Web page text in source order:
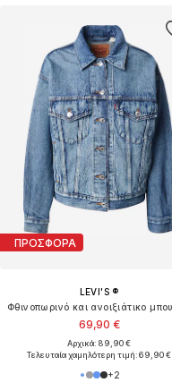
ΠΡΟΣΦΟΡΑ
LEVI'S ®
69,90 €
Αρχικά: 89,90 €
Τελευταία χαμηλότερη τιμή:69,90 €
+2